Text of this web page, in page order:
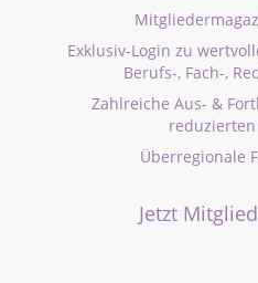
Exklusiv-Login zu
Berufs-, Fach-,
Zahlreiche Aus- &
Überregionale
Jetzt